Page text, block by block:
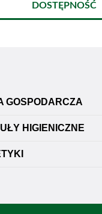
DOSTĘPNOŚĆ
GOSPODARCZA
HIGIENICZNE